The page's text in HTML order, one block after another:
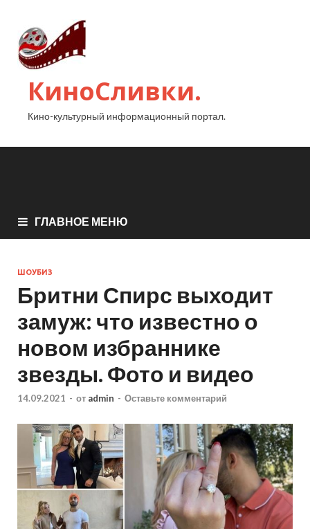
КиноСливки.
Кино-культурный информационный портал.
ГЛАВНОЕ МЕНЮ
ШОУБИЗ
Бритни Спирс выходит
замуж: что известно о
новом избраннике
звезды. Фото и видео
14.09.2021 - от admin - Оставьте комментарий